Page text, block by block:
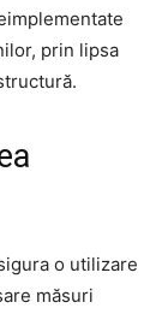
prin lipsa
o utilizare
măsuri